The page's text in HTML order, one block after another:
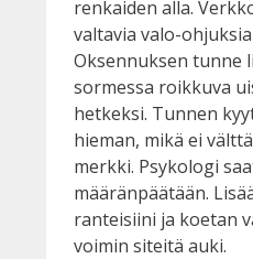
renkaiden alla.
valtavia valo-
Oksennuksen tunne
sormessa roikkuva
hetkeksi. Tunnen
hieman, mikä ei
merkki. Psykologi
määränpäätään.
ranteisiini ja koetan
voimin siteitä auki.